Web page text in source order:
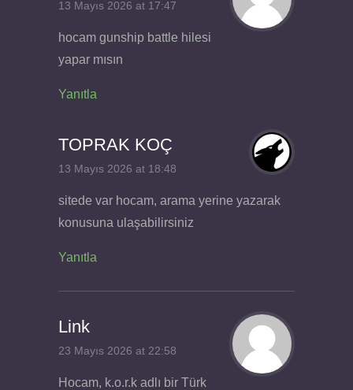
13 Mayıs 2026 at 17:47
hocam gunship battle hilesi
yapar mısın
Yanıtla
TOPRAK KOÇ
13 Mayıs 2026 at 18:48
sitede var hocam, arama yerine yazarak
konusuna ulaşabilirsiniz
Yanıtla
Link
23 Mayıs 2026 at 22:58
Hocam, k.o.r.k adlı bir Türk